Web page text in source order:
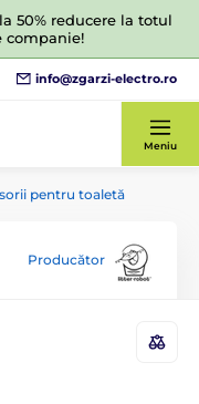
50% reducere la totul
companie!
info@zgarzi-electro.ro
Meniu
pentru toaletă
Producător